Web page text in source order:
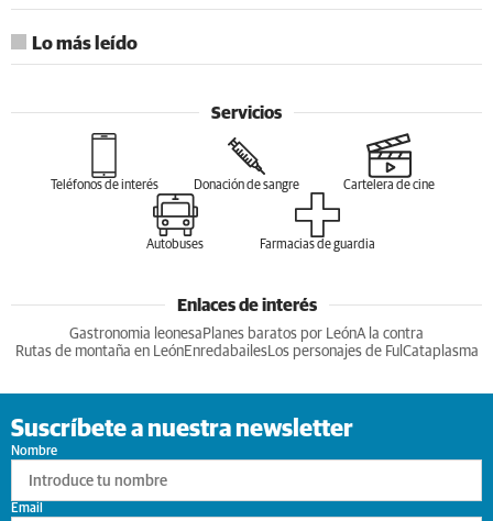
Lo más leído
Servicios
Teléfonos de interés Donación de sangre Cartelera de cine
Autobuses Farmacias de guardia
Enlaces de interés
Gastronomia leonesa Planes baratos por LeónA la contra
Rutas de montaña en LeónEnredabailesLos personajes de Ful Cataplasma
Suscríbete a nuestra newsletter
Nombre
Email